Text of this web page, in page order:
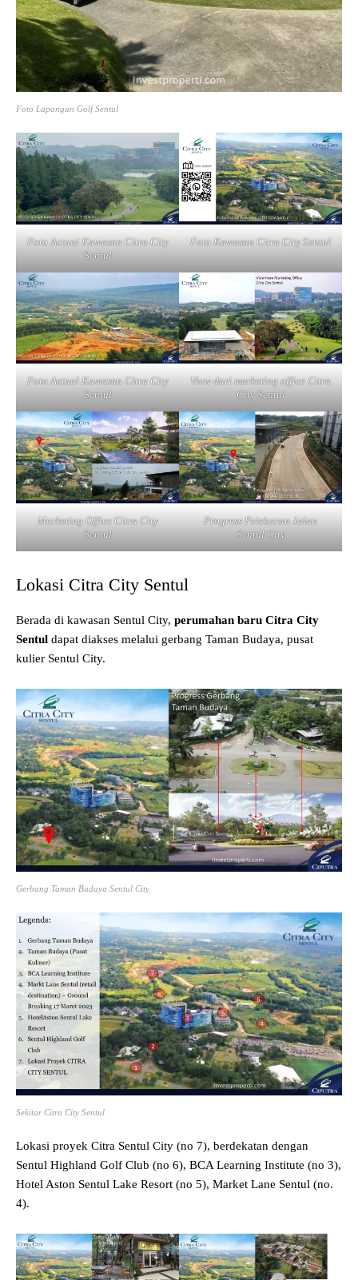
Foto Lapangan Golf Sentul
Foto Actual Kawasan Citra City
Sentul
Foto Kawasan Citra City Sentul
Foto Actual Kawasan Citra City
Sentul
View dari marketing office Citra
City Sentul
Marketing Office Citra City
Sentul
Progress Pelebaran Jalan
Sentul City
Lokasi Citra City Sentul
Berada di kawasan Sentul City, perumahan baru Citra City
Sentul dapat diakses melalui gerbang Taman Budaya, pusat
kulier Sentul City.
Gerbang Taman Budaya Sentul City
Sekitar Citra City Sentul
Lokasi proyek Citra Sentul City (no 7), berdekatan dengan
Sentul Highland Golf Club (no 6), BCA Learning Institute (no 3),
Hotel Aston Sentul Lake Resort (no 5), Market Lane Sentul (no.
4).